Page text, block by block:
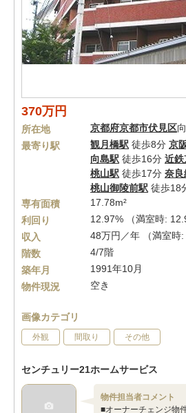
370万円
所在地 京都府京都市伏見区
最寄り駅
観月橋駅 徒歩8分 京
向島駅 徒歩16分 近鉄
桃山駅 徒歩17分 奈良
桃山御陵前駅 徒歩18
専有面積
17.78m²
利回り
12.97% （満室時:
収入
48万円／年 （満室時:
階数
4/7階
築年月
1991年10月
物件現況
空き
画像カテゴリ
外観 間取り その他
センチュリー21ホームサービス
物件担当者コメント
■オーナーチェンジ物